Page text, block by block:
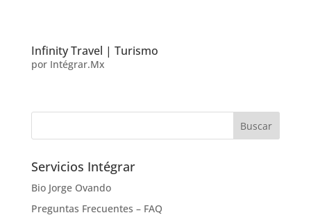
Infinity Travel | Turismo
por Intégrar.Mx
Servicios Intégrar
Bio Jorge Ovando
Preguntas Frecuentes – FAQ